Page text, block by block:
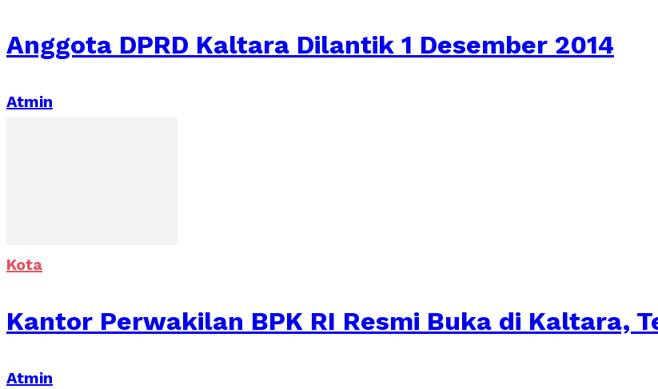
Anggota DPRD Kaltara Dilantik 1 Desember 2014
Atmin
Kota
Kantor Perwakilan BPK RI Resmi Buka di Kaltara,
Atmin